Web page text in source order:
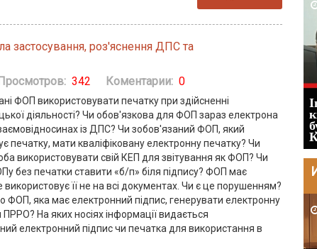
застосування, роз'яснення ДПС та
342 Коментарии: 0
ФОП використовувати печатку при здійсненні
діяльності? Чи обов'язкова для ФОП зараз електрона
із ДПС? Чи зобов'язаний ФОП, який
печатку, мати кваліфіковану електронну печатку? Чи
використовувати свій КЕП для звітування як ФОП? Чи
без печатки ставити «б/п» біля підпису? ФОП має
використовує її не на всі документах. Чи є це порушенням?
ФОП, яка має електронний підпис, генерувати електронну
На яких носіях інформації видається
електронний підпис чи печатка для використання в
Штраф ТЦК при зміні місця
проживання: розбір судового рішення
про скасування штрафу
2026-07-30